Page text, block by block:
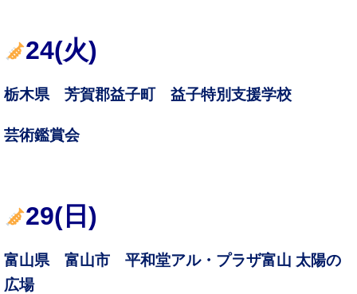
24(火)
栃木県 芳賀郡益子町 益子特別支援学校
芸術鑑賞会
29(日)
富山県 富山市 平和堂アル・プラザ富山 太陽の
広場